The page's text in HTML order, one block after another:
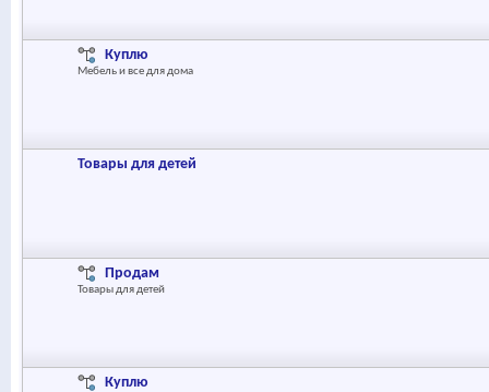
Куплю
Мебель и все для дома
Товары для детей
Продам
Товары для детей
Куплю